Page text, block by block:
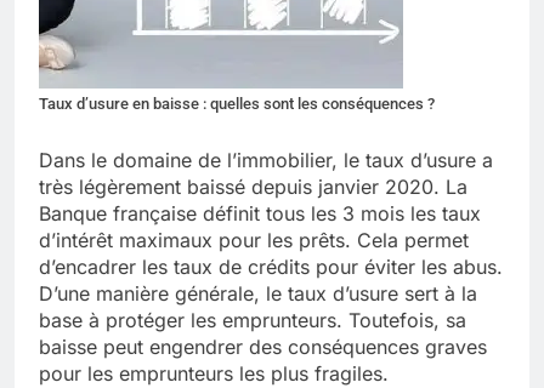
Taux d’usure en baisse : quelles sont les conséquences ?
Dans le domaine de l’immobilier, le taux d’usure a
très légèrement baissé depuis janvier 2020. La
Banque française définit tous les 3 mois les taux
d’intérêt maximaux pour les prêts. Cela permet
d’encadrer les taux de crédits pour éviter les abus.
D’une manière générale, le taux d’usure sert à la
base à protéger les emprunteurs. Toutefois, sa
baisse peut engendrer des conséquences graves
pour les emprunteurs les plus fragiles.